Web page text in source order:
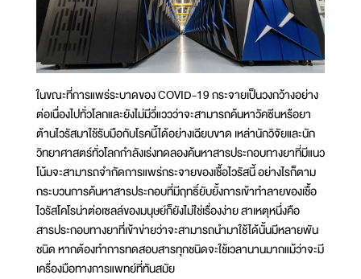
ในขณะที่การแพร่ระบาดของ COVID-19 กระจายเป็นวงกว้างอย่าง
ต่อเนื่องไปทั่วโลกและยังไม่มีวี่แววว่าจะสามารถค้นหาวัคซีนหรือยา
ต้านไวรัสมาใช้รับมือกับโรคนี้ได้อย่างเฉียบขาด เหล่านักวิจัยและนัก
วิทยาศาสตร์ทั่วโลกกำลังเร่งทดลองค้นหาสารประกอบทางยาที่มีแนว
โน้มจะสามารถจำกัดการแพร่กระจายของเชื้อไวรัสนี้ อย่างไรก็ตาม
กระบวนการค้นหาสารประกอบที่มีฤทธิ์ยับยั้งการเข้าทำลายของเชื้อ
ไวรัสโคโรน่าต่อเซลล์ของมนุษย์ก็ยังไม่ใช่เรื่องง่าย สาเหตุหนึ่งคือ
สารประกอบทางยาที่เข้าข่ายว่าจะสามารถนำมาใช้ได้นั้นมีหลายพัน
ชนิด หากต้องทำการทดสอบสารทุกชนิดจะใช้เวลานานมากแม้ว่าจะมี
เครื่องมือทางการแพทย์ที่ทันสมัย